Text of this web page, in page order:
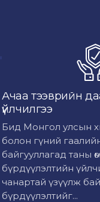
Ачаа тээврийн
үйлчилгээ
Бид Монгол улсын
болон гүний
байгууллагад таны
бүрдүүлэлтийн
чанартай үзүүлж
бүрдүүлэлтийг...